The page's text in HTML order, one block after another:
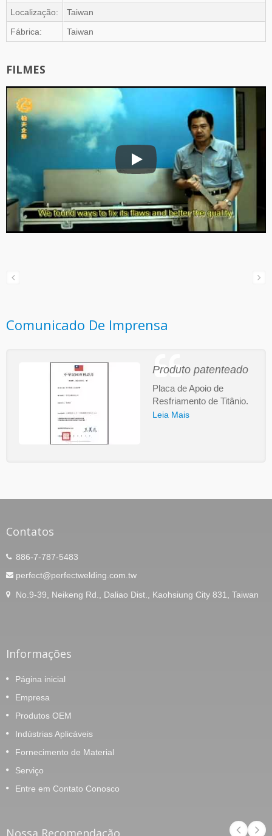
Localização:
Taiwan
Fábrica:
Taiwan
FILMES
Perfil da Empresa
Comunicado De Imprensa
Produto patenteado
Placa de Apoio de
Resfriamento de Titânio.
Leia Mais
Contatos
886-7-787-5483
perfect@perfectwelding.com.tw
No.9-39, Neikeng Rd., Daliao Dist., Kaohsiung City 831, Taiwan
Informações
Página inicial
Empresa
Produtos OEM
Indústrias Aplicáveis
Fornecimento de Material
Serviço
Entre em Contato Conosco
Nossa Recomendação